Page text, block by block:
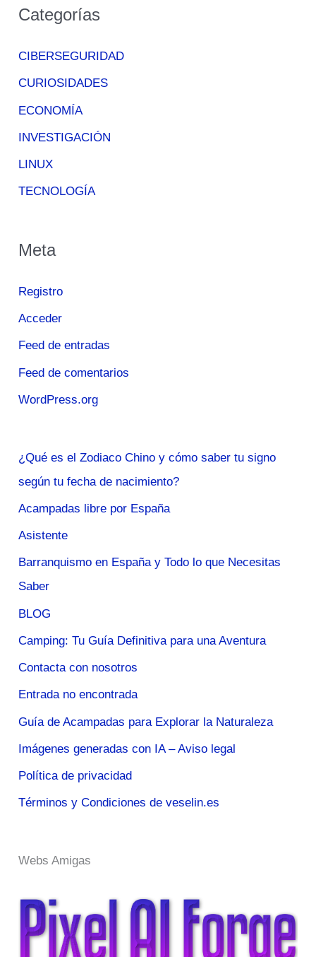
Categorías
CIBERSEGURIDAD
CURIOSIDADES
ECONOMÍA
INVESTIGACIÓN
LINUX
TECNOLOGÍA
Meta
Registro
Acceder
Feed de entradas
Feed de comentarios
WordPress.org
¿Qué es el Zodiaco Chino y cómo saber tu signo
según tu fecha de nacimiento?
Acampadas libre por España
Asistente
Barranquismo en España y Todo lo que Necesitas
Saber
BLOG
Camping: Tu Guía Definitiva para una Aventura
Contacta con nosotros
Entrada no encontrada
Guía de Acampadas para Explorar la Naturaleza
Imágenes generadas con IA – Aviso legal
Política de privacidad
Términos y Condiciones de veselin.es
Webs Amigas